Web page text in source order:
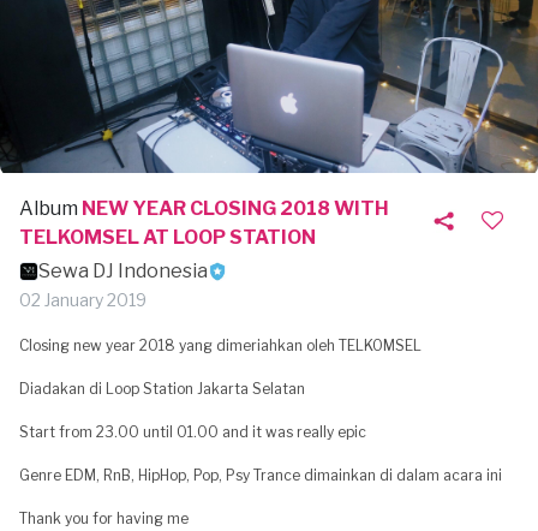
Album NEW YEAR CLOSING 2018 WITH
TELKOMSEL AT LOOP STATION
Sewa DJ Indonesia
02 January 2019
Closing new year 2018 yang dimeriahkan oleh TELKOMSEL
Diadakan di Loop Station Jakarta Selatan
Start from 23.00 until 01.00 and it was really epic
Genre EDM, RnB, HipHop, Pop, Psy Trance dimainkan di dalam acara ini
Thank you for having me